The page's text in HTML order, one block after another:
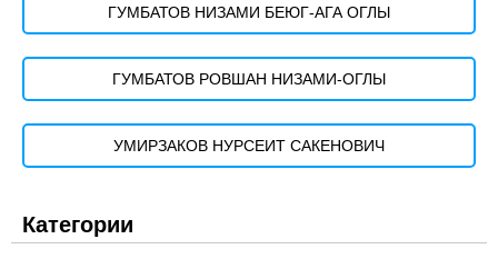
ГУМБАТОВ НИЗАМИ БЕЮГ-АГА ОГЛЫ
ГУМБАТОВ РОВШАН НИЗАМИ-ОГЛЫ
УМИРЗАКОВ НУРСЕИТ САКЕНОВИЧ
Категории